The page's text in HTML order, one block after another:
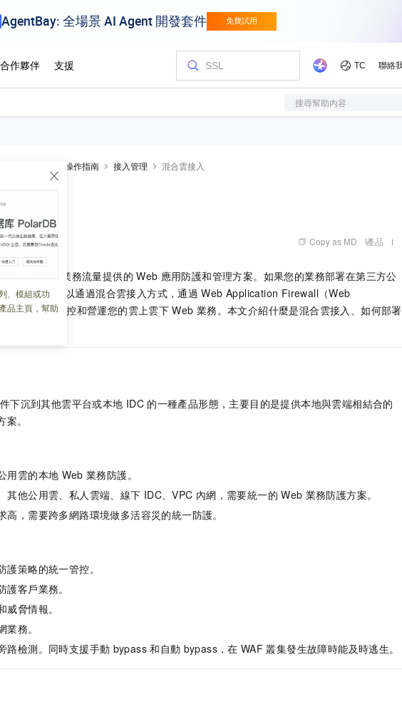
搜尋幫助內容
、模組或功
品主頁，幫助
操作指南 接入管理 混合雲接入
Copy as MD 產品
非阿里雲的業務流量提供的 Web 應用防護和管理方案。如果您的業務部署在第三方公
機房等，您可以通過混合雲接入方式，通過 Web Application Firewall（Web
WAF） 統一管控和營運您的雲上雲下 Web 業務。本文介紹什麼是混合雲接入、如何部署
下沉到其他雲平台或本地 IDC 的一種產品形態，主要目的是提供本地與雲端相結合的
。
用雲的本地 Web 業務防護。
其他公用雲、私人雲端、線下 IDC、VPC 內網，需要統一的 Web 業務防護方案。
高，需要跨多網路環境做多活容災的統一防護。
策略的統一管控。
客戶業務。
脅情報。
務。
路檢測。同時支援手動 bypass 和自動 bypass，在 WAF 叢集發生故障時能及時逃生。